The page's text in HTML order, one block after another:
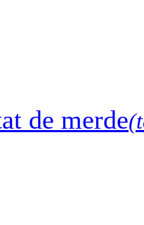
de merde